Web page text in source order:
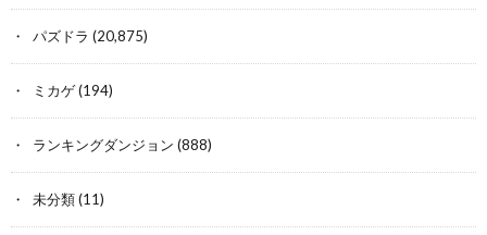
パズドラ (20,875)
ミカゲ(194)
ランキングダンジョン (888)
未分類(11)